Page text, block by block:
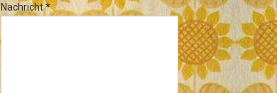
Nachricht*